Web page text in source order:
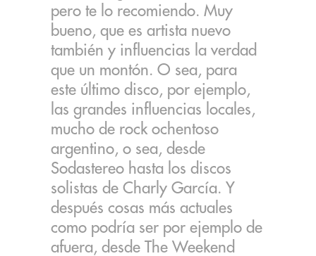
pero te lo recomiendo. Muy
bueno, que es artista nuevo
también y influencias la verdad
que un montón. O sea, para
este último disco, por ejemplo,
las grandes influencias locales,
mucho de rock ochentoso
argentino, o sea, desde
Sodastereo hasta los discos
solistas de Charly García. Y
después cosas más actuales
como podría ser por ejemplo de
afuera, desde The Weekend